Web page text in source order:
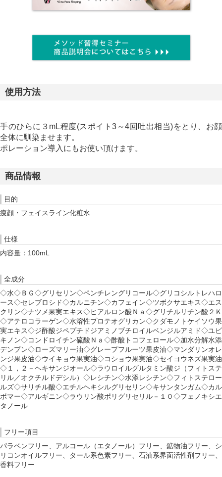
使用方法
手のひらに３mL程度(スポイト3～4回吐出相当)をとり、お顔
全体に馴染ませます。
ポレーション導入にもお使い頂けます。
商品情報
目的
痩顔・フェイスライン化粧水
仕様
内容量：100mL
全成分
◇水◇ＢＧ◇グリセリン◇ペンチレングリコール◇グリコシルトレハロ
ース◇セレブロシド◇カルニチン◇カフェイン◇ツボクサエキス◇エス
クリン◇ナツメ果実エキス◇ヒアルロン酸Ｎａ◇グリチルリチン酸２Ｋ
◇アテロコラーゲン◇水溶性プロテオグリカン◇クダモノトケイソウ果
実エキス◇ジ酢酸ジペプチドジアミノブチロイルベンジルアミド◇ユビ
キノン◇コンドロイチン硫酸Ｎａ◇酢酸トコフェロール◇加水分解水添
デンプン◇ローズマリー油◇グレープフルーツ果皮油◇マンダリンオレ
ンジ果皮油◇ウイキョウ果実油◇コショウ果実油◇セイヨウネズ果実油
◇１，２－ヘキサンジオール◇ラウロイルグルタミン酸ジ（フィトステ
リル／オクチルドデシル）◇レシチン◇水添レシチン◇フィトステロー
ルズ◇サリチル酸◇エチルヘキシルグリセリン◇キサンタンガム◇カル
ボマー◇アルギニン◇ラウリン酸ポリグリセリル－１０◇フェノキシエ
タノール
フリー項目
パラベンフリー、アルコール（エタノール）フリー、鉱物油フリー、シ
リコンオイルフリー、タール系色素フリー、石油系界面活性剤フリー、
香料フリー